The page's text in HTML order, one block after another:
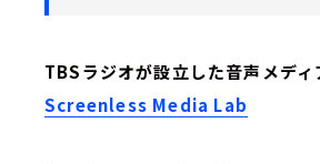
TBSラジオが設立した音声メデ
Screenless Media Lab